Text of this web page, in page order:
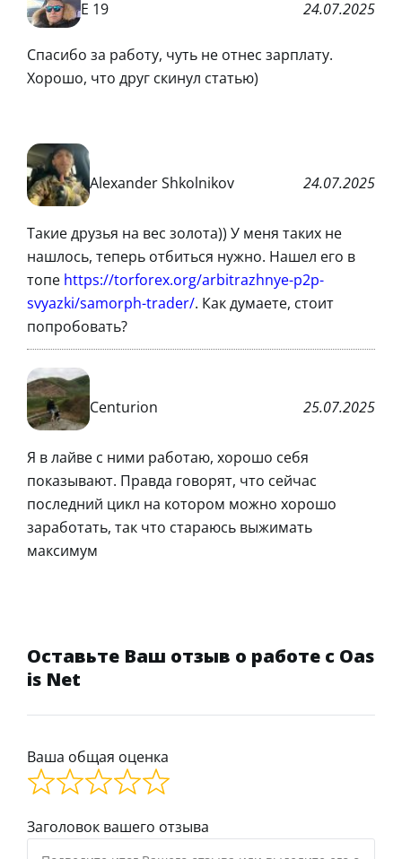
Е 19 24.07.2025
Спасибо за работу, чуть не отнес зарплату.
Хорошо, что друг скинул статью)
Alexander Shkolnikov 24.07.2025
Такие друзья на вес золота)) У меня таких не
нашлось, теперь отбиться нужно. Нашел его в
топе https://torforex.org/arbitrazhnye-p2p-
svyazki/samorph-trader/. Как думаете, стоит
попробовать?
Centurion 25.07.2025
Я в лайве с ними работаю, хорошо себя
показывают. Правда говорят, что сейчас
последний цикл на котором можно хорошо
заработать, так что стараюсь выжимать
максимум
Оставьте Ваш отзыв о работе с Oas
is Net
Ваша общая оценка
Заголовок вашего отзыва